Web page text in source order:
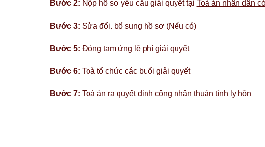
Bước 2: Nộp hồ sơ yêu cầu giải quyết tại Toà án nhân dân
Bước 3: Sửa đổi, bổ sung hồ sơ (Nếu có)
Bước 5: Đóng tạm ứng lệphí giải quyết
Bước 6: Toà tổ chức các buổi giải quyết
Bước 7: Toà án ra quyết định công nhận thuận tình ly hôn